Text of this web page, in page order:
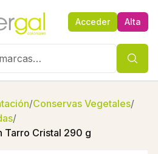
Acceder Alta
/Conservas Vegetales/
/
Tarro Cristal 290 g